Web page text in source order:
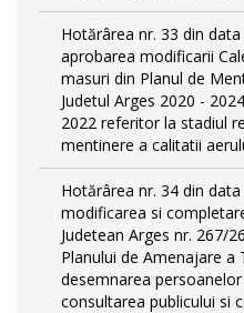
Hotărârea nr. 33 din
aprobarea modificarii
masuri din Planul de
Judetul Arges 2020 -
2022 referitor la stadiul
mentinere a calitatii
Hotărârea nr. 34 din
modificarea si
Judetean Arges nr. 267/
Planului de Amenajare a
desemnarea
consultarea publicului si